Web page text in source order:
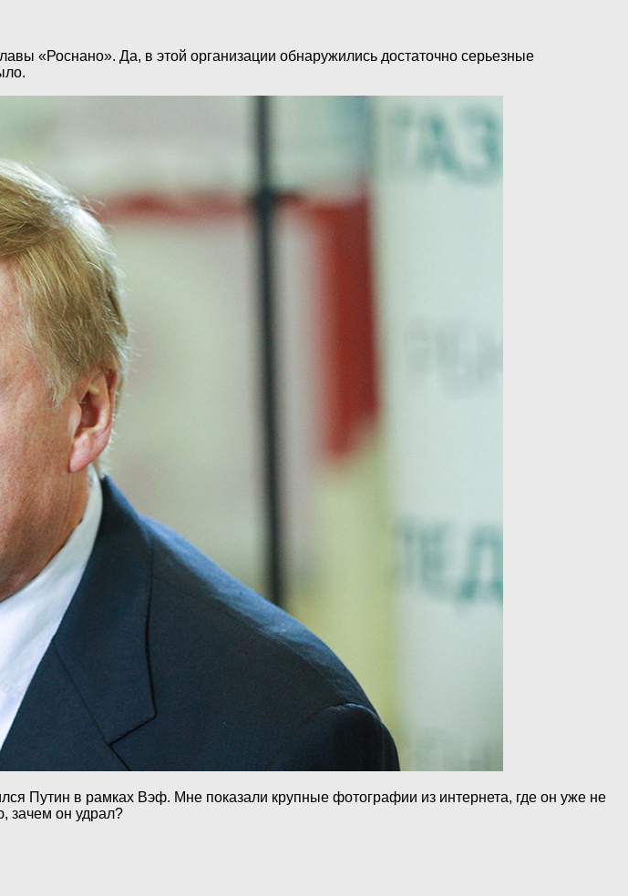
«Роснано». Да, в этой организации обнаружились достаточно серьезные
Путин в рамках Вэф. Мне показали крупные фотографии из интернета, где он уже не
зачем он удрал?